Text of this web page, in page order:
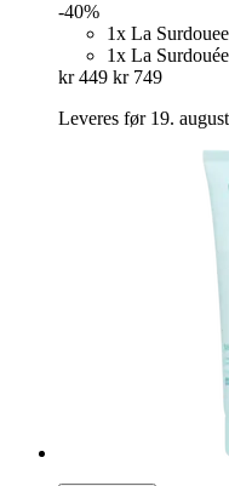
-40%
1x La
1x La
kr 449 kr 749
Leveres før 19. august